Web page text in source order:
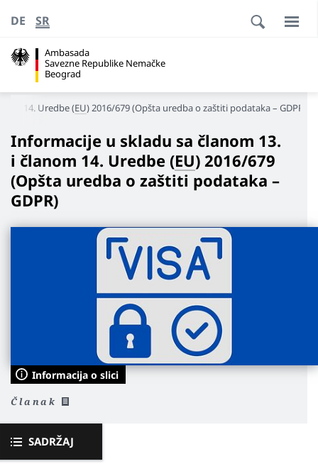
Ambasada
Savezne Republike Nemačke
Beograd
DE SR
14. Uredbe (EU) 2016/679 (Opšta uredba o zaštiti podataka – GDPR)
Informacije u skladu sa članom 13.
i članom 14. Uredbe (EU) 2016/679
(Opšta uredba o zaštiti podataka –
GDPR)
Informacija o slici
Članak
SADRŽAJ